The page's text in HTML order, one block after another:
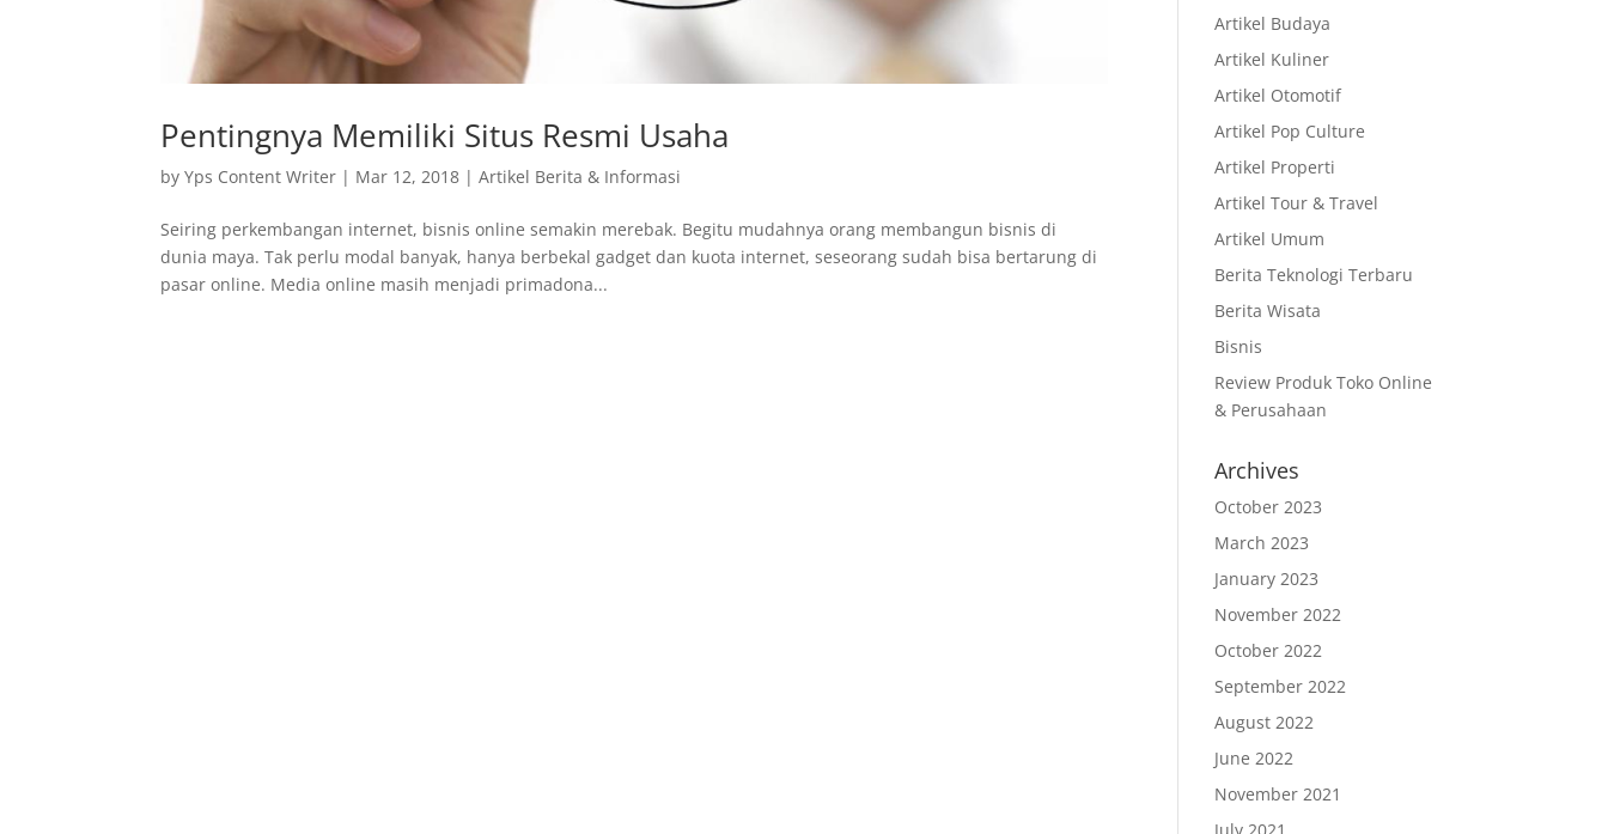
Pentingnya Memiliki Situs Resmi Usaha
byYps Content Writer | Mar 12, 2018 |Artikel Berita & Informasi
Seiring perkembangan internet, bisnis online semakin merebak. Begitu mudahnya orang membangun bisnis di
dunia maya. Tak perlu modal banyak, hanya berbekal gadget dan kuota internet, seseorang sudah bisa bertarung di
pasar online. Media online masih menjadi primadona...
Artikel Budaya
Artikel Kuliner
Artikel Otomotif
Artikel Pop Culture
Artikel Properti
Artikel Tour & Travel
Artikel Umum
Berita Teknologi Terbaru
Berita Wisata
Bisnis
Review Produk Toko Online
& Perusahaan
Archives
October 2023
March 2023
January 2023
November 2022
October 2022
September 2022
August 2022
June 2022
November 2021